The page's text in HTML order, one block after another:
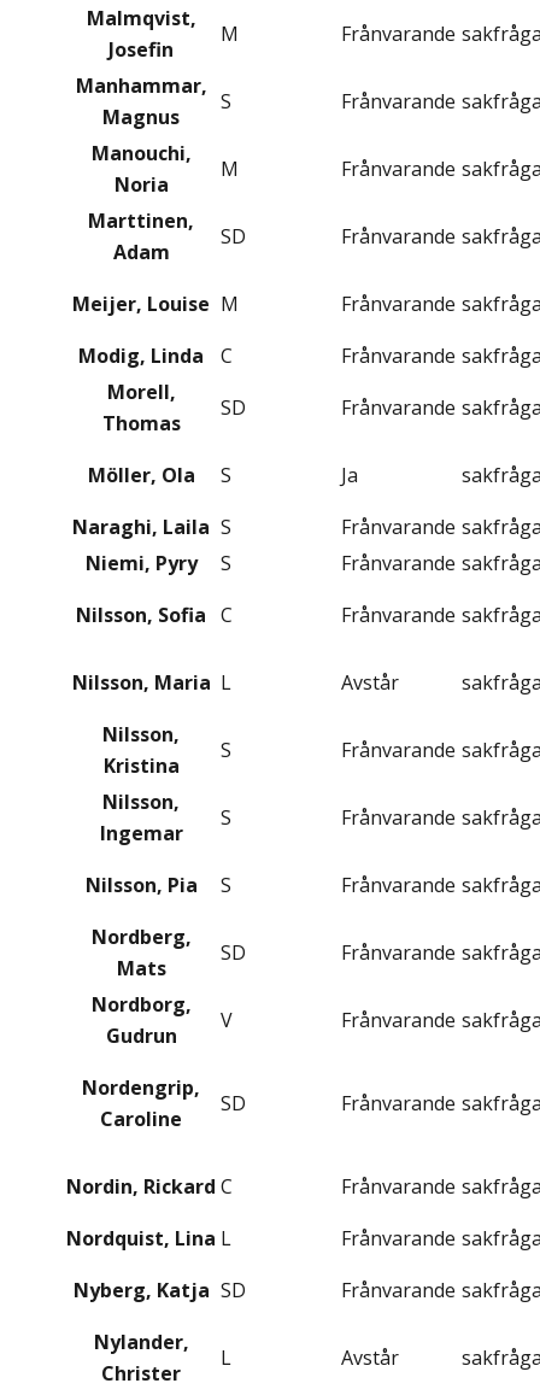
Malmqvist,
Josefin
M Frånvarande
Manhammar,
Magnus
S Frånvarande
Manouchi,
Noria
M Frånvarande
Marttinen,
Adam
SD Frånvarande
Meijer, Louise M Frånvarande
Modig, Linda
C Frånvarande
Morell,
Thomas
SD Frånvarande
Möller, Ola S Ja
Naraghi, Laila S Frånvarande
Niemi, Pyry
S Frånvarande
Nilsson, Sofia C Frånvarande
Nilsson, Maria L Avstår
Nilsson,
Kristina
S Frånvarande
Nilsson,
Ingemar
S Frånvarande
Nilsson, Pia S Frånvarande
Nordberg,
Mats
SD Frånvarande
Nordborg,
Gudrun
V Frånvarande
Nordengrip,
Caroline
SD Frånvarande
Nordin, Rickard C Frånvarande
Nordquist, Lina L Frånvarande
Nyberg, Katja SD Frånvarande
Nylander,
Christer
L Avstår